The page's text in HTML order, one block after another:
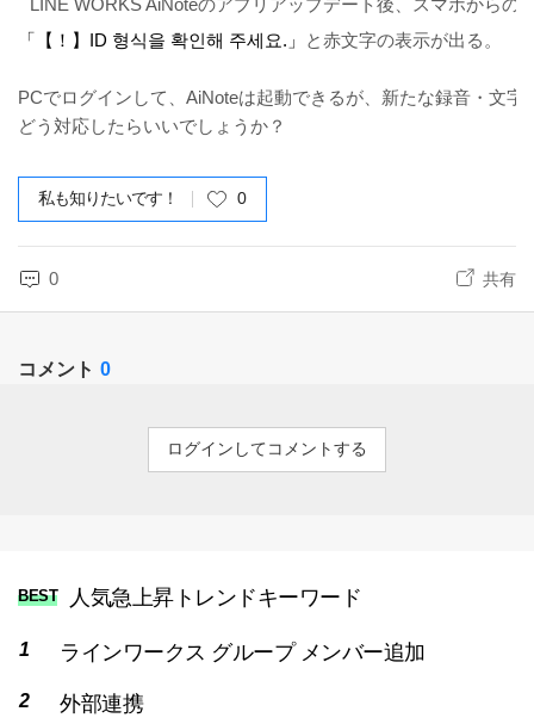
LINE WORKS AiNoteのアプリアップデート後、スマホからの
「【！】ID 형식을 확인해 주세요.」 と赤文字の表示が出る。
PCでログインして、AiNoteは起動できるが、新たな録音・文字
どう対応したらいいでしょうか？
私も知りたいです！ 0
0 共有
コメント 0
ログインしてコメントする
BEST 人気急上昇トレンドキーワード
ラインワークス グループ メンバー追加
外部連携